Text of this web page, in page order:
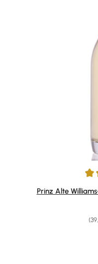
Durchschnittliche
Prinz Alte